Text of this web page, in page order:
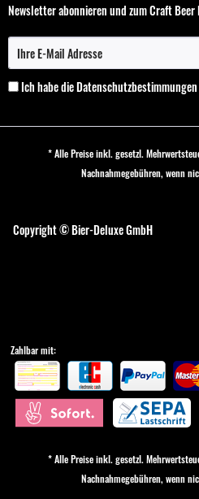
Newsletter abonnieren und zum Craft Beer
Ich habe dieDatenschutzbestimmungen
* Alle Preise inkl. gesetzl.
Nachnahmegebühren, wenn
Copyright © Bier-Deluxe GmbH
Zahlbar mit:
* Alle Preise inkl. gesetzl.
Nachnahmegebühren, wenn